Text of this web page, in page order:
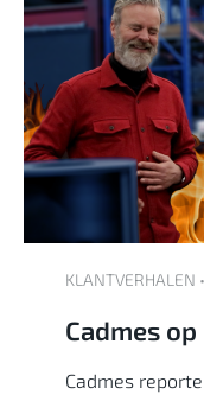
KLANTVERHALEN
Cadmes
Cadmes